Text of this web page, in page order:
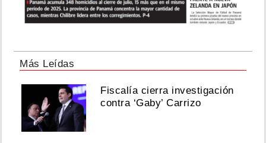
Más Leídas
Fiscalía cierra investigación
contra ‘Gaby’ Carrizo